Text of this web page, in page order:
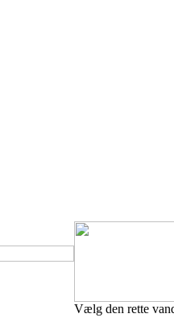
Vælg den rette